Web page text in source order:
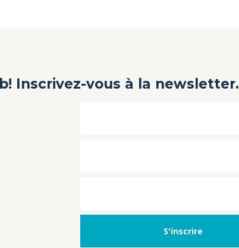
Inscrivez-vous à la newsletter.